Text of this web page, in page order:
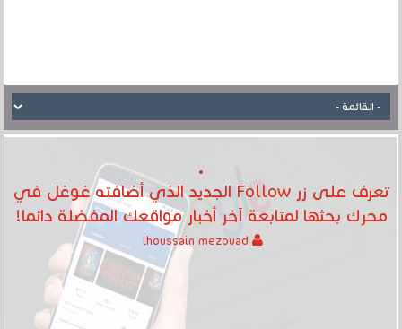
تعرف على زر Follow الجديد الذي أضافته غوغل في
محرك بحثها لمتابعة آخر أخبار مواقعك المفضلة دائما!‎